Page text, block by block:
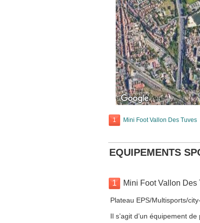
1 Mini Foot Vallon Des Tuves
EQUIPEMENTS
1 Mini Foot Vallon Des
Plateau EPS/Multisports/
Il s’agit d’un équipement